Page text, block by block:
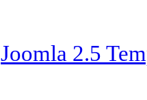
Joomla 2.5